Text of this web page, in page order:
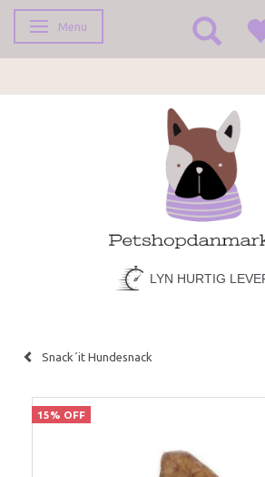
Toggle navigation
Menu
LYN HURTIG
Snack´it Hundesnack
15% OFF